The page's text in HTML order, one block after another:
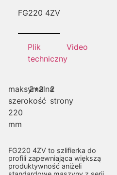
FG220 4ZV
Plik
techniczny
Video
maksymalna
szerokość
220
mm
2+2
2
strony
FG220 4ZV to szlifierka do
profili zapewniająca większą
produktywność aniżeli